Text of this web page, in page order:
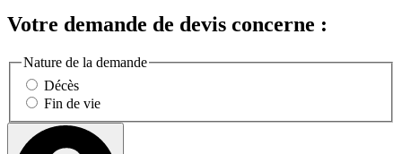
Votre demande de devis concerne :
Nature de la demande
Décès
Fin de vie